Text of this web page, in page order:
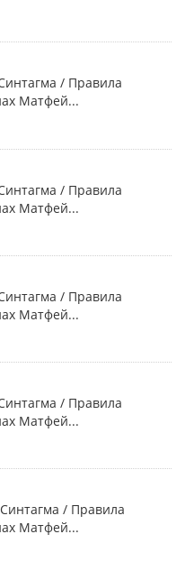
/ Правила
Матфей...
/ Правила
Матфей...
/ Правила
Матфей...
/ Правила
Матфей...
/ Правила
Матфей...